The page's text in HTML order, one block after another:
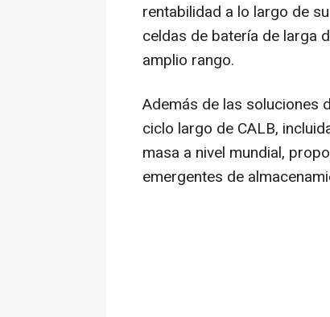
rentabilidad a lo largo de
celdas de batería de larga
amplio rango.
Además de las soluciones
ciclo largo de CALB,
masa a nivel mundial,
emergentes de